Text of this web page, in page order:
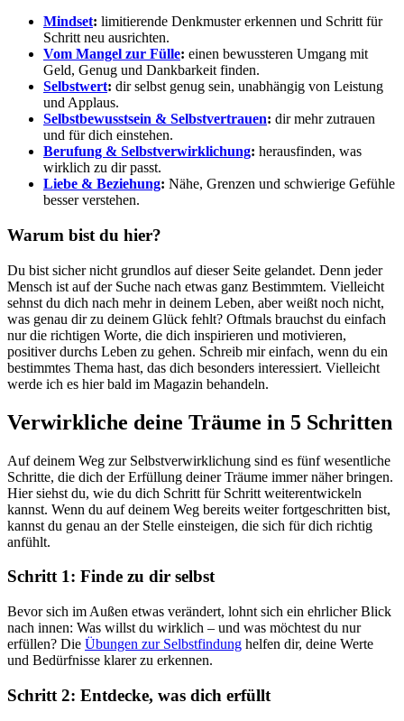
Mindset: limitierende Denkmuster erkennen und Schritt für
Schritt neu ausrichten.
Vom Mangel zur Fülle: einen bewussteren Umgang mit
Geld, Genug und Dankbarkeit finden.
Selbstwert: dir selbst genug sein, unabhängig von Leistung
und Applaus.
Selbstbewusstsein & Selbstvertrauen: dir mehr zutrauen
und für dich einstehen.
Berufung & Selbstverwirklichung: herausfinden, was
wirklich zu dir passt.
Liebe & Beziehung: Nähe, Grenzen und schwierige Gefühle
besser verstehen.
Warum bist du hier?
Du bist sicher nicht grundlos auf dieser Seite gelandet. Denn jeder
Mensch ist auf der Suche nach etwas ganz Bestimmtem. Vielleicht
sehnst du dich nach mehr in deinem Leben, aber weißt noch nicht,
was genau dir zu deinem Glück fehlt? Oftmals brauchst du einfach
nur die richtigen Worte, die dich inspirieren und motivieren,
positiver durchs Leben zu gehen. Schreib mir einfach, wenn du ein
bestimmtes Thema hast, das dich besonders interessiert. Vielleicht
werde ich es hier bald im Magazin behandeln.
Verwirkliche deine Träume in 5 Schritten
Auf deinem Weg zur Selbstverwirklichung sind es fünf wesentliche
Schritte, die dich der Erfüllung deiner Träume immer näher bringen.
Hier siehst du, wie du dich Schritt für Schritt weiterentwickeln
kannst. Wenn du auf deinem Weg bereits weiter fortgeschritten bist,
kannst du genau an der Stelle einsteigen, die sich für dich richtig
anfühlt.
Schritt 1: Finde zu dir selbst
Bevor sich im Außen etwas verändert, lohnt sich ein ehrlicher Blick
nach innen: Was willst du wirklich – und was möchtest du nur
erfüllen? Die Übungen zur Selbstfindung helfen dir, deine Werte
und Bedürfnisse klarer zu erkennen.
Schritt 2: Entdecke, was dich erfüllt